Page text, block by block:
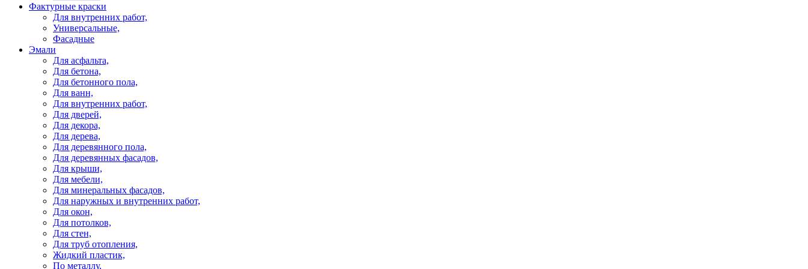
Фактурные краски
Для внутренних работ,
Универсальные,
Фасадные
Эмали
Для асфальта,
Для бетона,
Для бетонного пола,
Для ванн,
Для внутренних работ,
Для дверей,
Для декора,
Для дерева,
Для деревянного пола,
Для деревянных фасадов,
Для крыши,
Для мебели,
Для минеральных фасадов,
Для наружных и внутренних работ,
Для окон,
Для потолков,
Для стен,
Для труб отопления,
Жидкий пластик,
По металлу,